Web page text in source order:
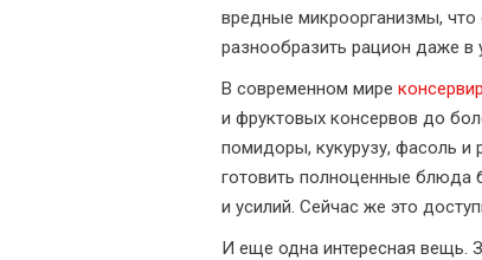
вредные микроорганизмы, что
разнообразить рацион даже в
В современном мире
и фруктовых консервов до
помидоры, кукурузу, фасоль
готовить полноценные блюда
и усилий. Сейчас же это
И еще одна интересная вещь.